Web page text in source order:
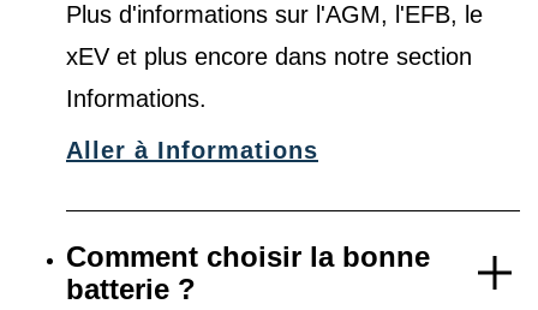
Plus d'informations sur l'AGM, l'EFB, le
xEV et plus encore dans notre section
Informations.
Aller à Informations
Comment choisir la bonne
batterie ?